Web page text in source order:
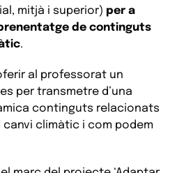
mitjà i superior) per a
de continguts
.
al professorat un
per transmetre d’una
continguts relacionats
canvi climàtic i com podem